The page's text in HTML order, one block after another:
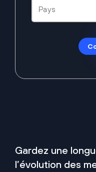
Gardez une
l’évolution des